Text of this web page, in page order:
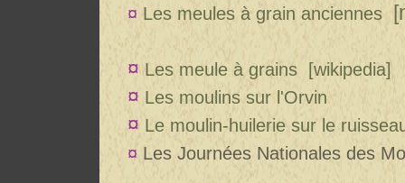
¤ Les meules à grain anciennes
¤ Les meule à grains [wikipedia]
¤ Les moulins sur l'Orvin
¤ Le moulin-huilerie sur le
¤ Les Journées Nationales des